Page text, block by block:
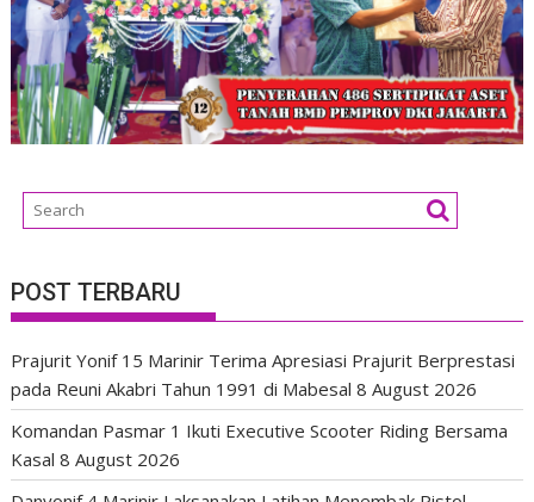
POST TERBARU
Prajurit Yonif 15 Marinir Terima Apresiasi Prajurit Berprestasi
pada Reuni Akabri Tahun 1991 di Mabesal 8 August 2026
Komandan Pasmar 1 Ikuti Executive Scooter Riding Bersama
Kasal 8 August 2026